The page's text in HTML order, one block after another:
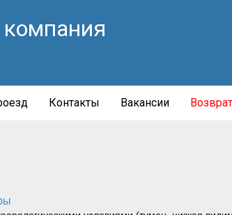
компания
Контакты Вакансии